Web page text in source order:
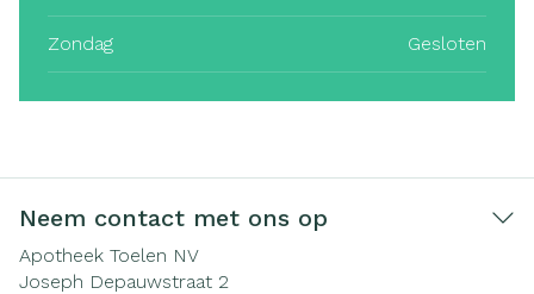
Zondag Gesloten
Neem contact met ons op
Apotheek Toelen NV
Joseph Depauwstraat 2